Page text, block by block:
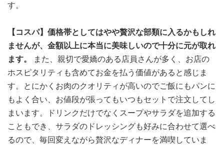
す。
【コスパ】価格帯としてはやや贅沢な部類に入るかもしれ
ませんが、金額以上に本当に美味しいので十分に元が取れ
ます。
また、親切で愛嬌のある店員さんが多く、お店の
ホスピタリティも含めてお金を払う価値があると感じま
す。とにかくお肉のクオリティが高いのでご飯にもパンに
もよく合い、お値段が張ってもいつもセットで注文してし
まいます。ドリンクだけでなくスープやサラダを追加する
こともでき、サラダのドレッシングも好みに合わせて選べ
るので、毎回変えながら贅沢なディナーを満喫していま